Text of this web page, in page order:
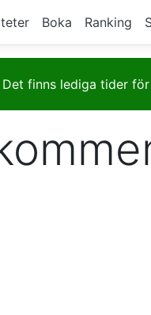
Boka Ranking
Det finns lediga tider för